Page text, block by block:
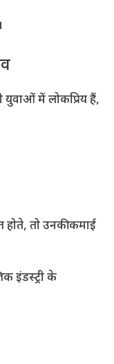
में लोकप्रिय हैं,
तो उनकी कमाई
इंडस्ट्री के